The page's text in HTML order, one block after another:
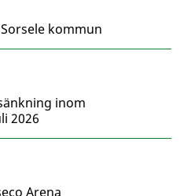
kommun
inom
2026
Arena